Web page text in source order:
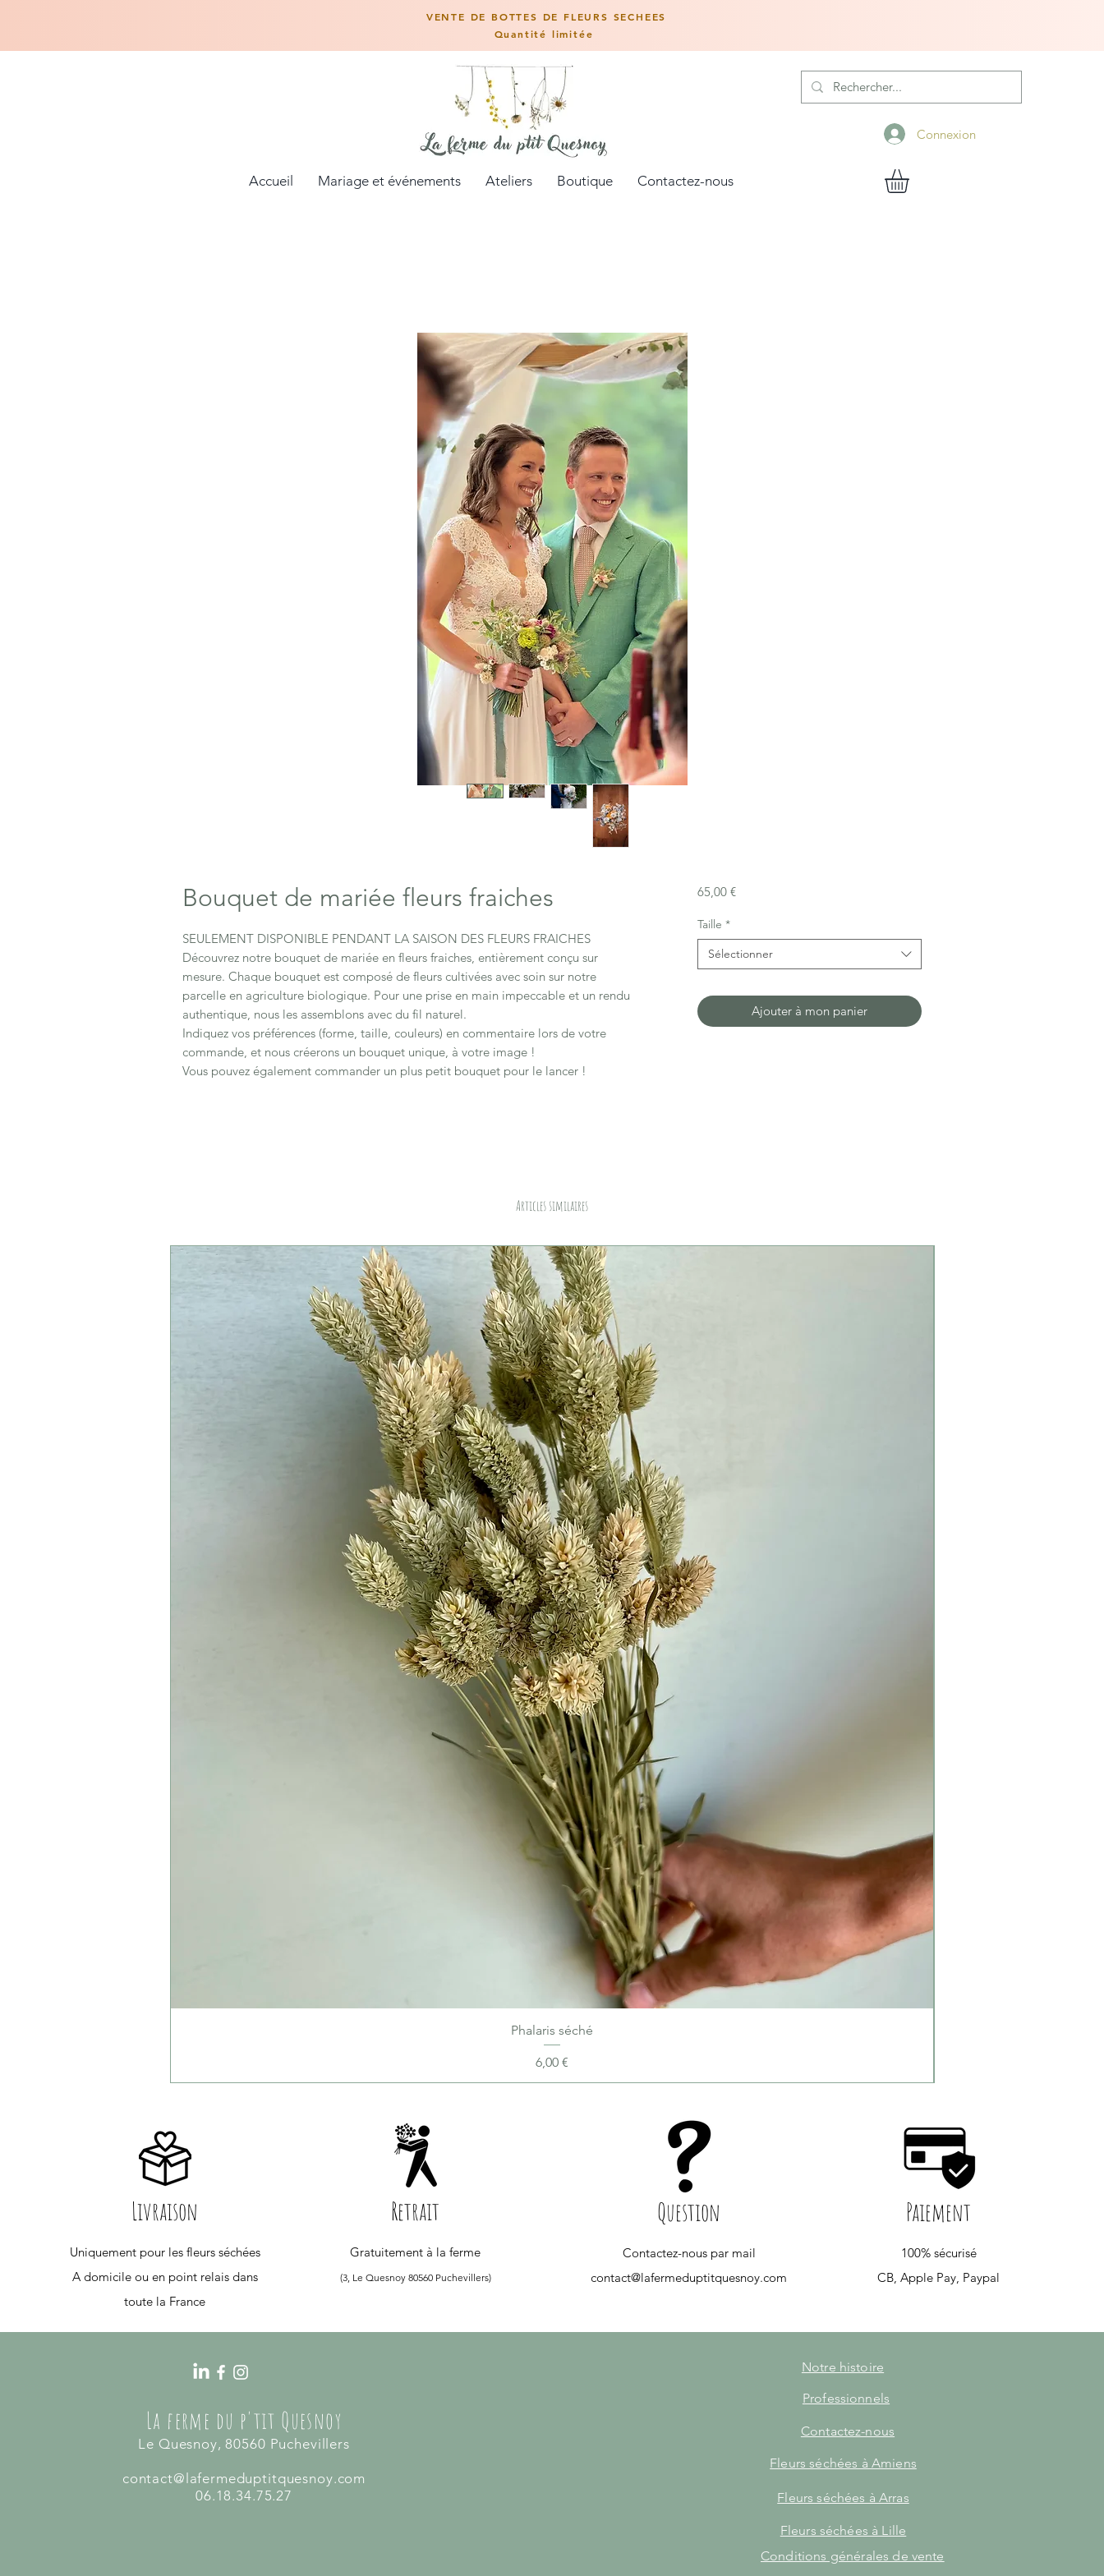
VENTE DE BOTTES DE FLEURS SECHEES
Quantité limitée
Connexion
Accueil Mariage et événements Ateliers Boutique Contactez-nous
Bouquet de mariée fleurs fraiches
SEULEMENT DISPONIBLE PENDANT LA SAISON DES FLEURS FRAICHES
Découvrez notre bouquet de mariée en fleurs fraiches, entièrement conçu sur
mesure. Chaque bouquet est composé de fleurs cultivées avec soin sur notre
parcelle en agriculture biologique. Pour une prise en main impeccable et un rendu
authentique, nous les assemblons avec du fil naturel.
Indiquez vos préférences (forme, taille, couleurs) en commentaire lors de votre
commande, et nous créerons un bouquet unique, à votre image !
Vous pouvez également commander un plus petit bouquet pour le lancer !
65,00 €Prix
Taille *
Sélectionner
Ajouter à mon panier
Articles similaires
Phalaris séché
Prix
6,00 €
Livraison
Uniquement pour les fleurs séchées
A domicile ou en point relais dans
toute la France
Retrait
Gratuitement à la ferme
(3, Le Quesnoy 80560 Puchevillers)
Question
Contactez-nous par mail
contact@lafermeduptitquesnoy.com
Paiement
100% sécurisé
CB, Apple Pay, Paypal
La ferme du p'tit Quesnoy
Le Quesnoy, 80560 Puchevillers
contact@lafermeduptitquesnoy.com
06.18.34.75.27
Notre histoire
Professionnels
Contactez-nous
Fleurs séchées à Amiens
Fleurs séchées à Arras
Fleurs séchées à Lille
Conditions générales de vente